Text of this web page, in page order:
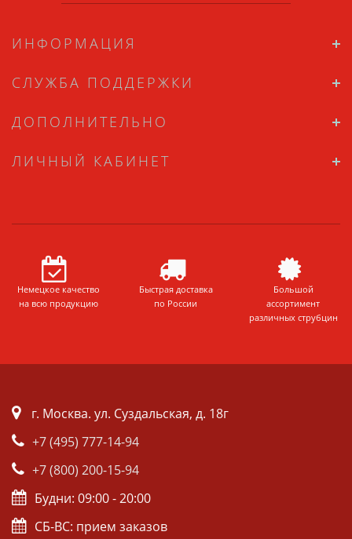
ИНФОРМАЦИЯ
СЛУЖБА ПОДДЕРЖКИ
ДОПОЛНИТЕЛЬНО
ЛИЧНЫЙ КАБИНЕТ
Немецкое качество
на всю продукцию
Быстрая доставка
по России
Большой
ассортимент
различных струбцин
г. Москва. ул. Суздальская, д. 18г
+7 (495) 777-14-94
+7 (800) 200-15-94
Будни: 09:00 - 20:00
СБ-ВС: прием заказов